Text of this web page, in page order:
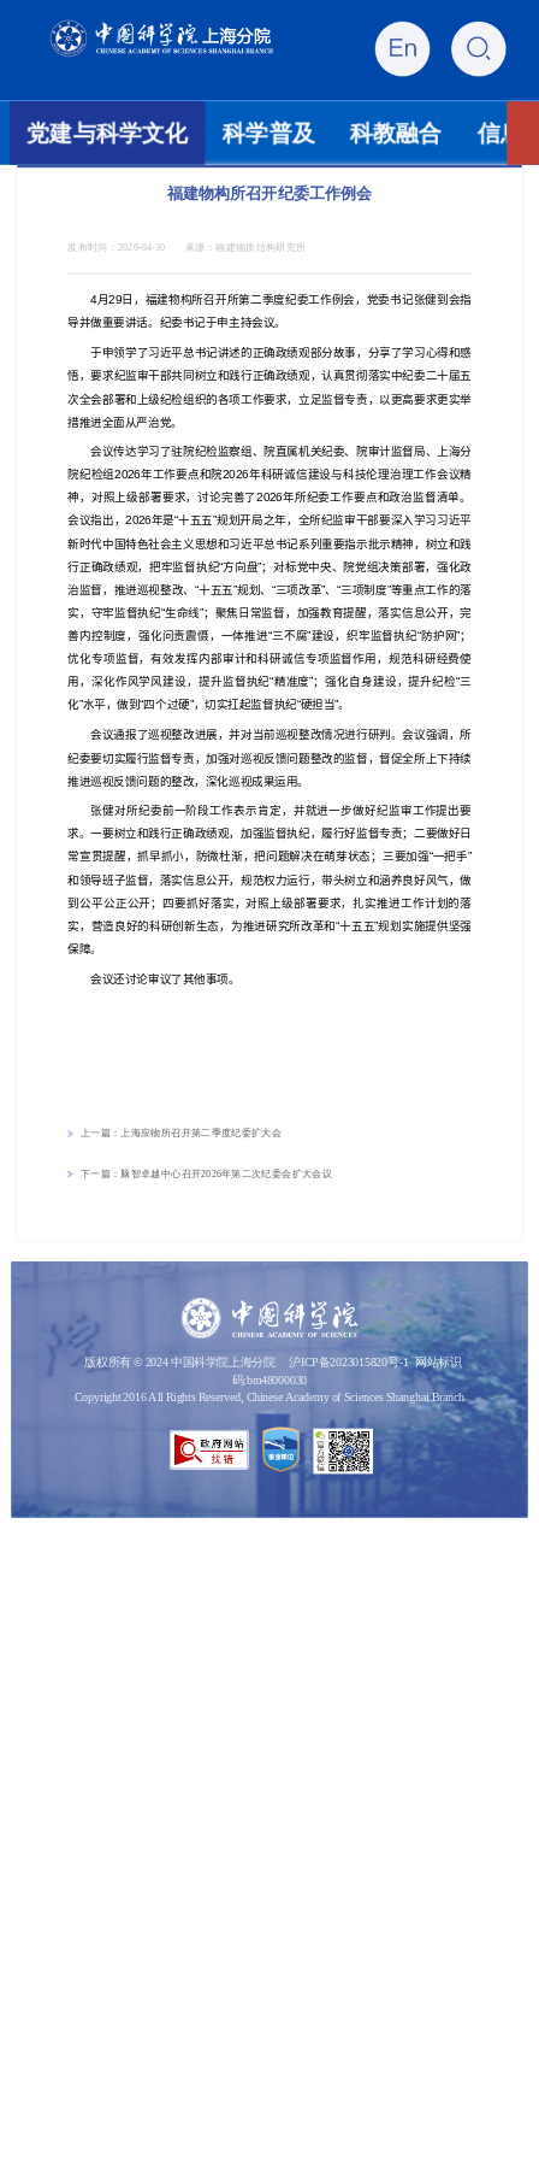
党建与科学文化 科学普及 科教融合 信息
福建物构所召开纪委工作例会
发布时间： 2026-04-30 来源：福建物质结构研究所
4月29日，福建物构所召开所第二季度纪委工作例会，党委书记张健到会指
导并做重要讲话。 纪委书记于申主持会议。
于申领学了习近平总书记讲述的正确政绩观部分故事，分享了学习心得和感
悟，要求纪监审干部共同树立和践行正确政绩观，认真贯彻落实中纪委二十届五
次全会部署和上级纪检组织的各项工作要求，立足监督专责，以更高要求更实举
措推进全面从严治党。
会议传达学习了驻院纪检监察组、院直属机关纪委、院审计监督局、上海分
院纪检组2026年工作要点和院2026年科研诚信建设与科技伦理治理工作会议精
神，对照上级部署要求，讨论完善了2026年所纪委工作要点和政治监督清单。
会议指出，2026年是“十五五”规划开局之年，全所纪监审干部要深入学习习近平
新时代中国特色社会主义思想和习近平总书记系列重要指示批示精神，树立和践
行正确政绩观，把牢监督执纪“方向盘”；对标党中央、院党组决策部署，强化政
治监督，推进巡视整改、“十五五”规划、“三项改革”、“三项制度”等重点工作的落
实，守牢监督执纪“生命线”；聚焦日常监督，加强教育提醒，落实信息公开，完
善内控制度，强化问责震慑，一体推进“三不腐”建设，织牢监督执纪“防护网”；
优化专项监督，有效发挥内部审计和科研诚信专项监督作用，规范科研经费使
用，深化作风学风建设，提升监督执纪“精准度”；强化自身建设，提升纪检“三
化”水平，做到“四个过硬”，切实扛起监督执纪“硬担当”。
会议通报了巡视整改进展，并对当前巡视整改情况进行研判。会议强调，所
纪委要切实履行监督专责，加强对巡视反馈问题整改的监督，督促全所上下持续
推进巡视反馈问题的整改，深化巡视成果运用。
张健对所纪委前一阶段工作表示肯定，并就进一步做好纪监审工作提出要
求。一要树立和践行正确政绩观，加强监督执纪，履行好监督专责；二要做好日
常宣贯提醒，抓早抓小，防微杜渐，把问题解决在萌芽状态；三要加强“一把手”
和领导班子监督，落实信息公开，规范权力运行，带头树立和涵养良好风气，做
到公平公正公开；四要抓好落实，对照上级部署要求，扎实推进工作计划的落
实，营造良好的科研创新生态，为推进研究所改革和“十五五”规划实施提供坚强
保障。
会议还讨论审议了其他事项。
上一篇：上海应物所召开第二季度纪委扩大会
下一篇：脑智卓越中心召开2026年第二次纪委会扩大会议
版权所有 © 2024 中国科学院上海分院 沪ICP备2023015820号-1
网站标识
码:bm48000030
Copyright 2016 All Rights Reserved, Chinese Academy of Sciences Shanghai Branch